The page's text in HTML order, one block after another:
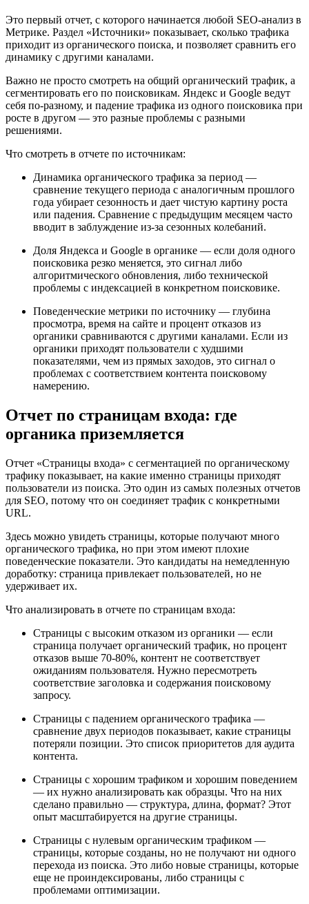
Это первый отчет, с которого начинается любой SEO-анализ в
Метрике. Раздел «Источники» показывает, сколько трафика
приходит из органического поиска, и позволяет сравнить его
динамику с другими каналами.
Важно не просто смотреть на общий органический трафик, а
сегментировать его по поисковикам. Яндекс и Google ведут
себя по-разному, и падение трафика из одного поисковика при
росте в другом — это разные проблемы с разными
решениями.
Что смотреть в отчете по источникам:
Динамика органического трафика за период —
сравнение текущего периода с аналогичным прошлого
года убирает сезонность и дает чистую картину роста
или падения. Сравнение с предыдущим месяцем часто
вводит в заблуждение из-за сезонных колебаний.
Доля Яндекса и Google в органике — если доля одного
поисковика резко меняется, это сигнал либо
алгоритмического обновления, либо технической
проблемы с индексацией в конкретном поисковике.
Поведенческие метрики по источнику — глубина
просмотра, время на сайте и процент отказов из
органики сравниваются с другими каналами. Если из
органики приходят пользователи с худшими
показателями, чем из прямых заходов, это сигнал о
проблемах с соответствием контента поисковому
намерению.
Отчет по страницам входа: где
органика приземляется
Отчет «Страницы входа» с сегментацией по органическому
трафику показывает, на какие именно страницы приходят
пользователи из поиска. Это один из самых полезных отчетов
для SEO, потому что он соединяет трафик с конкретными
URL.
Здесь можно увидеть страницы, которые получают много
органического трафика, но при этом имеют плохие
поведенческие показатели. Это кандидаты на немедленную
доработку: страница привлекает пользователей, но не
удерживает их.
Что анализировать в отчете по страницам входа:
Страницы с высоким отказом из органики — если
страница получает органический трафик, но процент
отказов выше 70-80%, контент не соответствует
ожиданиям пользователя. Нужно пересмотреть
соответствие заголовка и содержания поисковому
запросу.
Страницы с падением органического трафика —
сравнение двух периодов показывает, какие страницы
потеряли позиции. Это список приоритетов для аудита
контента.
Страницы с хорошим трафиком и хорошим поведением
— их нужно анализировать как образцы. Что на них
сделано правильно — структура, длина, формат? Этот
опыт масштабируется на другие страницы.
Страницы с нулевым органическим трафиком —
страницы, которые созданы, но не получают ни одного
перехода из поиска. Это либо новые страницы, которые
еще не проиндексированы, либо страницы с
проблемами оптимизации.